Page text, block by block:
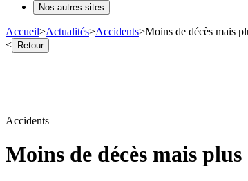
Nos autres sites
Accueil>Actualités>Accidents>Moins de décès mais
< Retour
Accidents
Moins de décès mais